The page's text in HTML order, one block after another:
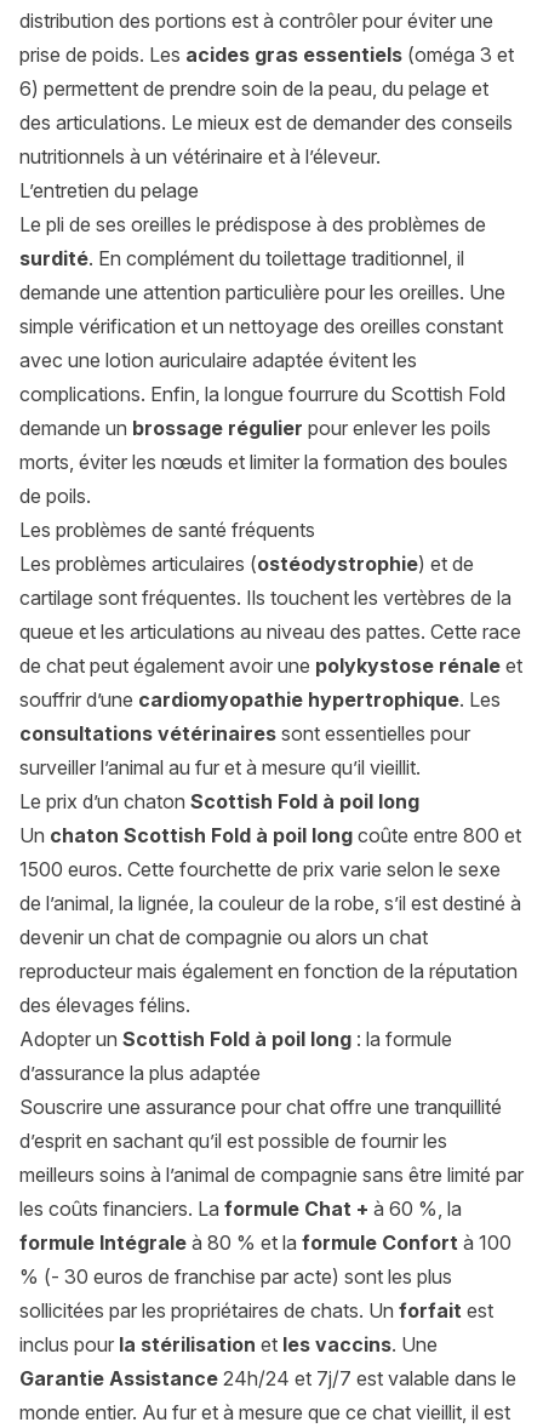
distribution des portions est à contrôler pour éviter une
prise de poids. Les acides gras essentiels (oméga 3 et
6) permettent de prendre soin de la peau, du pelage et
des articulations. Le mieux est de demander des conseils
nutritionnels à un vétérinaire et à l’éleveur.
L’entretien du pelage
Le pli de ses oreilles le prédispose à des problèmes de
surdité. En complément du toilettage traditionnel, il
demande une attention particulière pour les oreilles. Une
simple vérification et un nettoyage des oreilles constant
avec une lotion auriculaire adaptée évitent les
complications. Enfin, la longue fourrure du Scottish Fold
demande un brossage régulier pour enlever les poils
morts, éviter les nœuds et limiter la formation des boules
de poils.
Les problèmes de santé fréquents
Les problèmes articulaires (ostéodystrophie) et de
cartilage sont fréquentes. Ils touchent les vertèbres de la
queue et les articulations au niveau des pattes. Cette race
de chat peut également avoir une polykystose rénale et
souffrir d’une cardiomyopathie hypertrophique. Les
consultations vétérinaires sont essentielles pour
surveiller l’animal au fur et à mesure qu’il vieillit.
Le prix d’un chaton Scottish Fold à poil long
Un chaton Scottish Fold à poil long coûte entre 800 et
1500 euros. Cette fourchette de prix varie selon le sexe
de l’animal, la lignée, la couleur de la robe, s’il est destiné à
devenir un chat de compagnie ou alors un chat
reproducteur mais également en fonction de la réputation
des élevages félins.
Adopter un Scottish Fold à poil long : la formule
d’assurance la plus adaptée
Souscrire une assurance pour chat offre une tranquillité
d’esprit en sachant qu’il est possible de fournir les
meilleurs soins à l’animal de compagnie sans être limité par
les coûts financiers. La formule Chat + à 60 %, la
formule Intégrale à 80 % et la formule Confort à 100
% (- 30 euros de franchise par acte) sont les plus
sollicitées par les propriétaires de chats. Un forfait est
inclus pour la stérilisation et les vaccins. Une
Garantie Assistance 24h/24 et 7j/7 est valable dans le
monde entier. Au fur et à mesure que ce chat vieillit, il est